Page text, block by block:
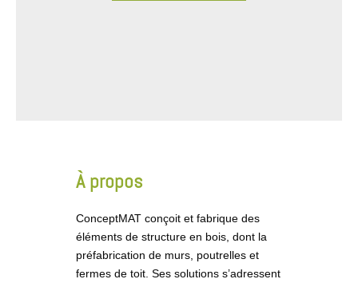
À propos
ConceptMAT conçoit et fabrique des
éléments de structure en bois, dont la
préfabrication de murs, poutrelles et
fermes de toit. Ses solutions s’adressent